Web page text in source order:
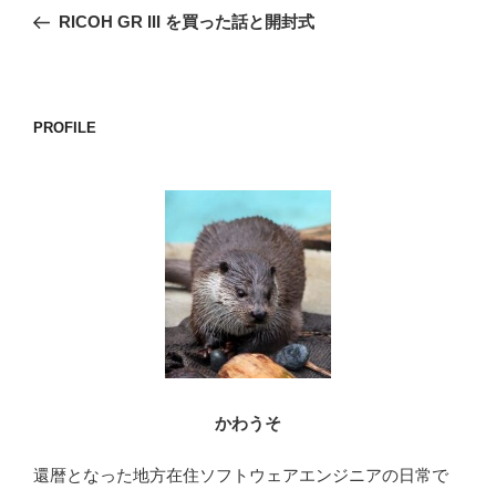
ナ
ー
の
RICOH GR III を買った話と開封式
PROFILE
かわうそ
還暦となった地方在住ソフトウェアエンジニアの日常で